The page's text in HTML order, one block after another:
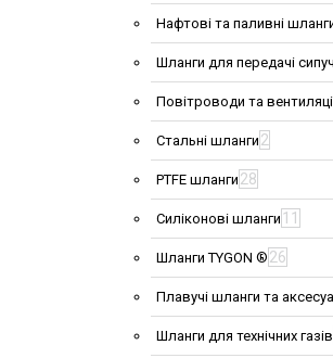
Нафтові та паливні
Шланги для передачі
Повітроводи та
Стальні шланги 2
PTFE шланги 28
Силіконові шланги 11
Шланги TYGON ® 26
Плавучі шланги та
Шланги для технічних газів